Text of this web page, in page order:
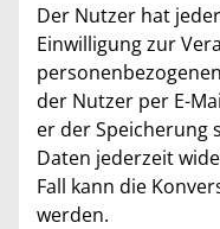
Der Nutzer hat
Einwilligung zur
der Nutzer per E-
er der Speicherung
Daten jederzeit
Fall kann die
werden.